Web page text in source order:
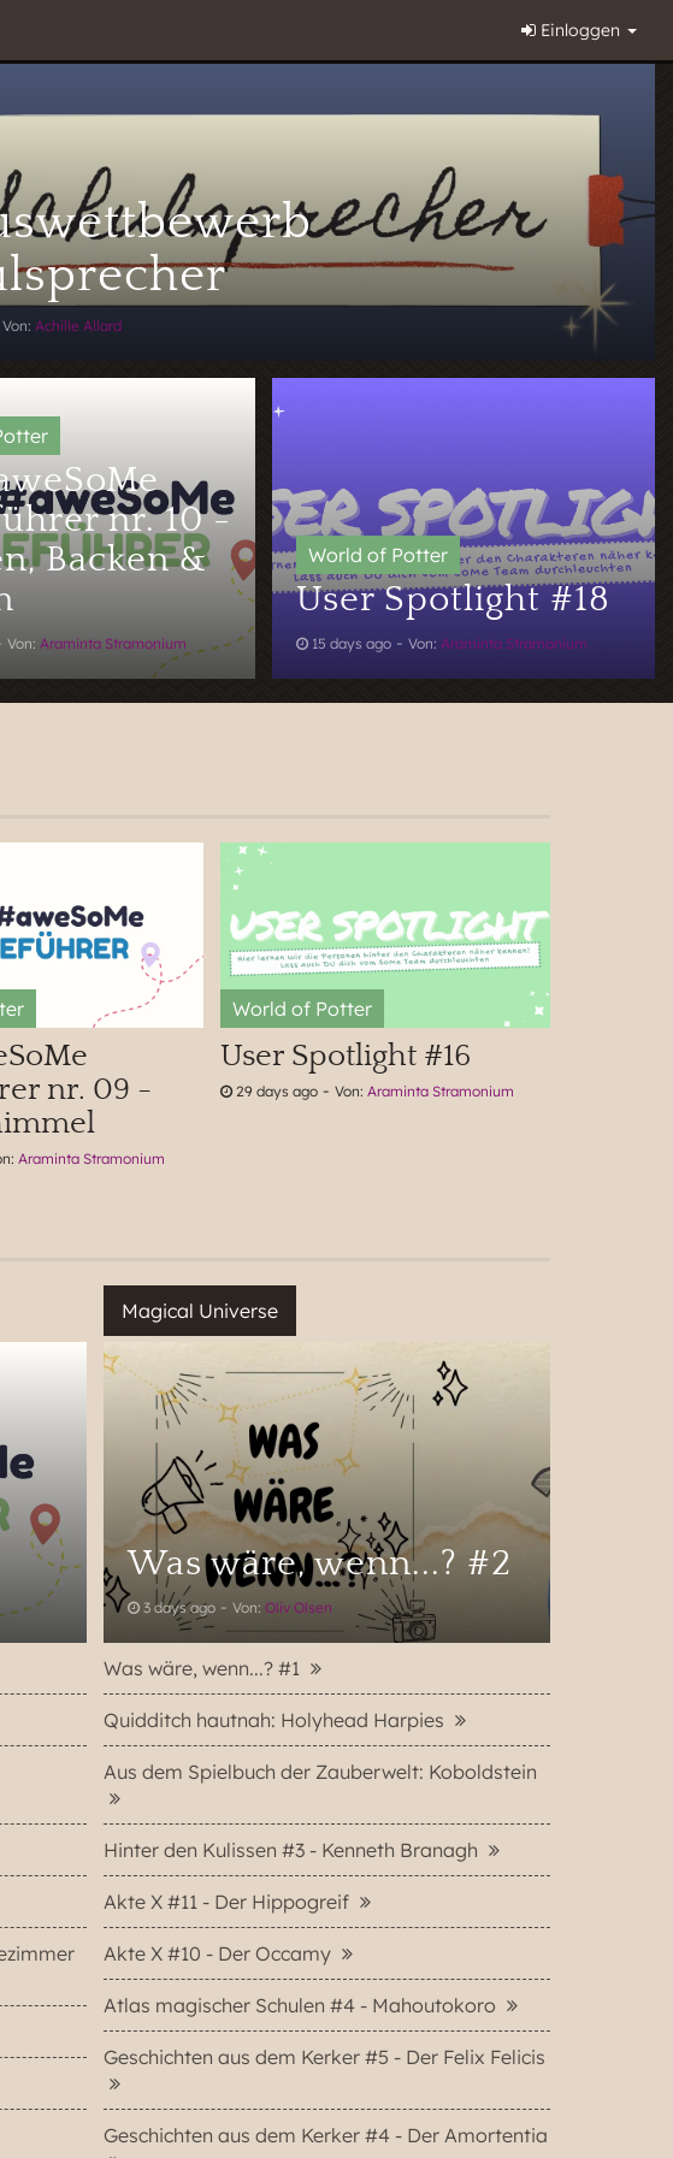
Einloggen
Von: Achille Allard
nr. 10 -
Backen &
Von: Araminta Stramonium
User Spotlight #18
15 days ago - Von: Araminta Stramonium
nr. 09 -
Araminta Stramonium
User Spotlight #16
29 days ago- Von: Araminta Stramonium
Was wäre, wenn...? #2
3 days ago -Von:Oliv Olsen
Was wäre, wenn...? #1
Quidditch hautnah: Holyhead Harpies
Aus dem Spielbuch der Zauberwelt: Koboldstein
Hinter den Kulissen #3 - Kenneth Branagh
Akte X #11 - Der Hippogreif
Akte X #10 - Der Occamy
Atlas magischer Schulen #4 - Mahoutokoro
Geschichten aus dem Kerker #5 - Der Felix Felicis
Geschichten aus dem Kerker #4 - Der Amortentia